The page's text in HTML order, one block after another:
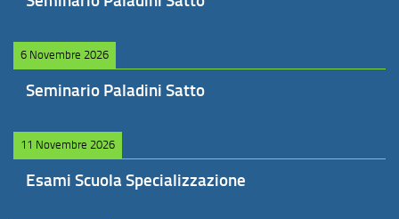
6 Novembre 2026
Seminario Paladini Satto
11 Novembre 2026
Esami Scuola Specializzazione